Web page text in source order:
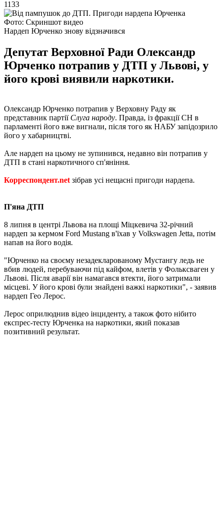
1133
Фото: Скриншот видео
Нардеп Юрченко знову відзначився
Депутат Верховної Ради Олександр
Юрченко потрапив у ДТП у Львові, у
його крові виявили наркотики.
Олександр Юрченко потрапив у Верховну Раду як
представник партії Слуга народу. Правда, із фракції СН в
парламенті його вже вигнали, після того як НАБУ запідозрило
його у хабарництві.
Але нардеп на цьому не зупинився, недавно він потрапив у
ДТП в стані наркотичного сп'яніння.
Корреспондент.net зібрав усі нещасні пригоди нардепа.
П'яна ДТП
8 липня в центрі Львова на площі Міцкевича 32-річний
нардеп за кермом Ford Mustang в'їхав у Volkswagen Jetta, потім
напав на його водія.
"Юрченко на своєму незадекларованому Мустангу ледь не
вбив людей, перебуваючи під кайфом, влетів у Фольксваген у
Львові. Після аварії він намагався втекти, його затримали
місцеві. У його крові були знайдені важкі наркотики", - заявив
нардеп Гео Лерос.
Лерос оприлюднив відео інциденту, а також фото нібито
експрес-тесту Юрченка на наркотики, який показав
позитивний результат.